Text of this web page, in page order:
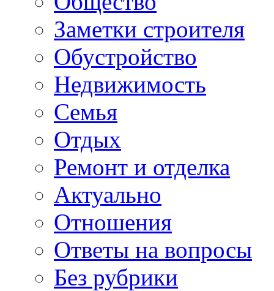
Заметки строителя
Обустройство
Недвижимость
Семья
Отдых
Ремонт и отделка
Актуально
Отношения
Ответы на вопросы
Без рубрики